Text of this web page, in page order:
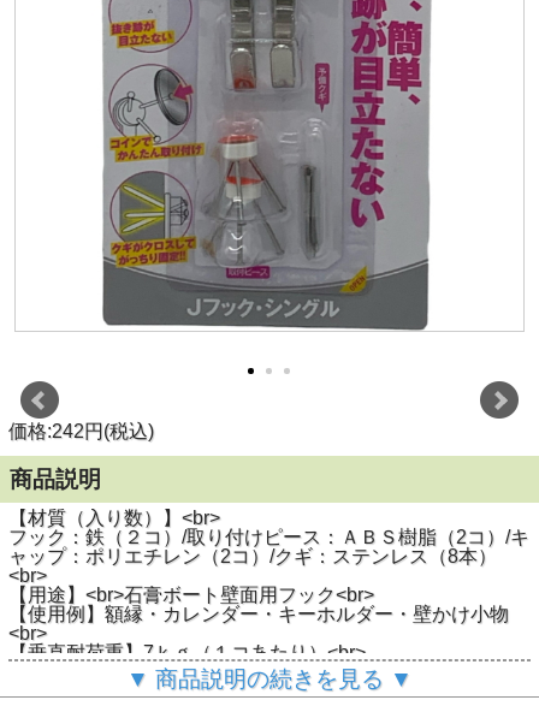
価格:242円(税込)
商品説明
【材質（入り数）】<br>
フック：鉄（２コ）/取り付けピース：ＡＢＳ樹脂（2コ）/キ
ャップ：ポリエチレン（2コ）/クギ：ステンレス（8本）
<br>
【用途】<br>石膏ボート壁面用フック<br>
【使用例】額縁・カレンダー・キーホルダー・壁かけ小物
<br>
【垂直耐荷重】7ｋｇ（１コあたり）<br>
<br>【特長】<br>
●クギがクロスして壁にしっかり固定<br>
▼ 商品説明の続きを見る ▼